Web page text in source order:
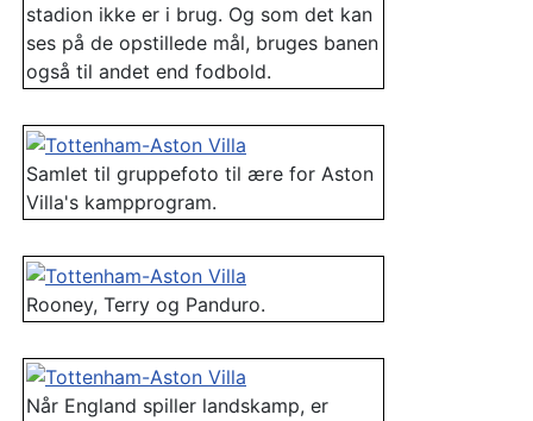
stadion ikke er i brug. Og som det kan
ses på de opstillede mål, bruges banen
også til andet end fodbold.
Samlet til gruppefoto til ære for Aston
Villa's kampprogram.
Rooney, Terry og Panduro.
Når England spiller landskamp, er